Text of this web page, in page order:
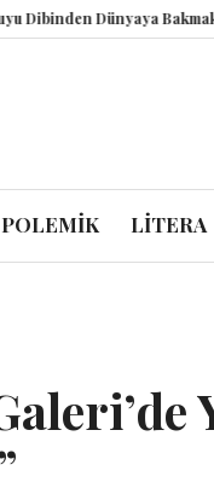
Bakmak!
POLEMİK LİTERA